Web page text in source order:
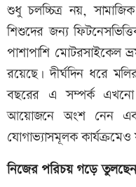
শুধু চলচ্চিত্র নয়,
শিশুদের জন্য
পাশাপাশি মোটরসাইকেল
রয়েছে। দীর্ঘদিন ধরে
বছরের এ সম্পর্ক এখনো
আয়োজনে অংশ নেন
যোগাভ্যাসমূলক
নিজের পরিচয় গড়ে